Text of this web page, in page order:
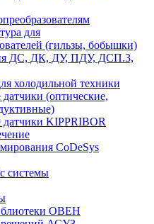
для
(гильзы, бобышки)
ДС, ДК, ДУ, ПДУ, ДСП.3,
холодильной техники
(оптические,
датчики KIPPRIBOR
CoDeSys
системы
ОВЕН